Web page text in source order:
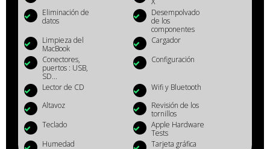
Eliminación de
datos
Desempolvado
de los
componentes
Limpieza del
MacBook
Cargador
Conectores,
puertos : USB,
SD...
Configuración
Lector de CD
Wifi y Bluetooth
Altavoz
Revisión de los
tornillos
Teclado
Apple Hardware
Tests
Humedad
Tarjeta gráfica